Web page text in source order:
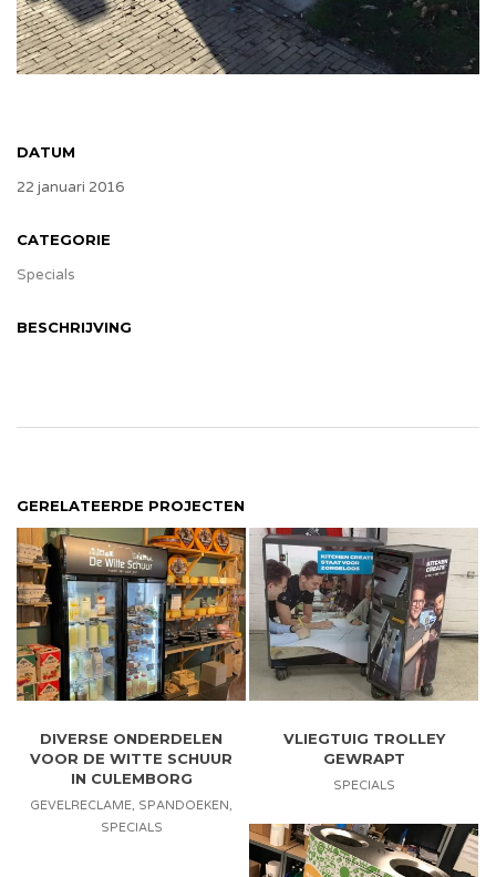
DATUM
22 januari 2016
CATEGORIE
Specials
BESCHRIJVING
GERELATEERDE PROJECTEN
DIVERSE ONDERDELEN
VOOR DE WITTE SCHUUR
IN CULEMBORG
GEVELRECLAME SPANDOEKEN
SPECIALS
VLIEGTUIG TROLLEY
GEWRAPT
SPECIALS